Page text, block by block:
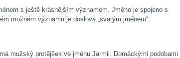
s ještě krásnějším významem. Jméno je spojeno s
možném významu je doslova „svatým jménem“.
mužský protějšek ve jménu Jarmil. Domáckými podobami